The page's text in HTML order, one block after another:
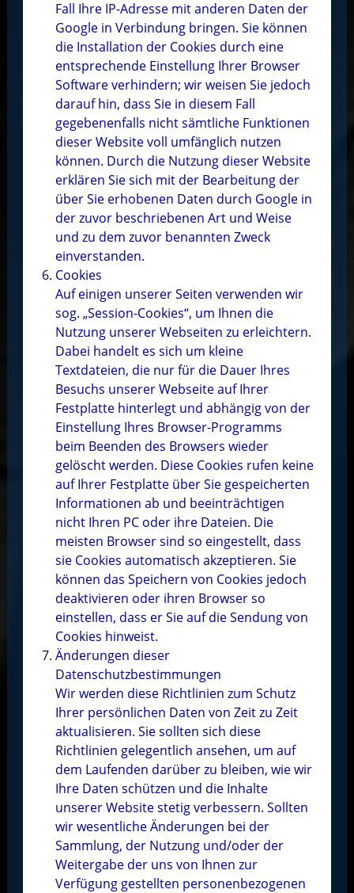
Fall Ihre IP-Adresse mit anderen Daten der
Google in Verbindung bringen. Sie können
die Installation der Cookies durch eine
entsprechende Einstellung Ihrer Browser
Software verhindern; wir weisen Sie jedoch
darauf hin, dass Sie in diesem Fall
gegebenenfalls nicht sämtliche Funktionen
dieser Website voll umfänglich nutzen
können. Durch die Nutzung dieser Website
erklären Sie sich mit der Bearbeitung der
über Sie erhobenen Daten durch Google in
der zuvor beschriebenen Art und Weise
und zu dem zuvor benannten Zweck
einverstanden.
Cookies
Auf einigen unserer Seiten verwenden wir
sog. „Session-Cookies“, um Ihnen die
Nutzung unserer Webseiten zu erleichtern.
Dabei handelt es sich um kleine
Textdateien, die nur für die Dauer Ihres
Besuchs unserer Webseite auf Ihrer
Festplatte hinterlegt und abhängig von der
Einstellung Ihres Browser-Programms
beim Beenden des Browsers wieder
gelöscht werden. Diese Cookies rufen keine
auf Ihrer Festplatte über Sie gespeicherten
Informationen ab und beeinträchtigen
nicht Ihren PC oder ihre Dateien. Die
meisten Browser sind so eingestellt, dass
sie Cookies automatisch akzeptieren. Sie
können das Speichern von Cookies jedoch
deaktivieren oder ihren Browser so
einstellen, dass er Sie auf die Sendung von
Cookies hinweist.
Änderungen dieser
Datenschutzbestimmungen
Wir werden diese Richtlinien zum Schutz
Ihrer persönlichen Daten von Zeit zu Zeit
aktualisieren. Sie sollten sich diese
Richtlinien gelegentlich ansehen, um auf
dem Laufenden darüber zu bleiben, wie wir
Ihre Daten schützen und die Inhalte
unserer Website stetig verbessern. Sollten
wir wesentliche Änderungen bei der
Sammlung, der Nutzung und/oder der
Weitergabe der uns von Ihnen zur
Verfügung gestellten personenbezogenen